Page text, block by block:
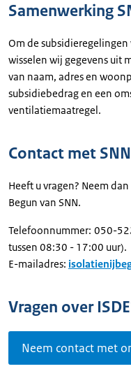
Samenwerking
Om de subsidieregelingen
wisselen wij gegevens uit
van naam, adres en
subsidiebedrag en een
ventilatiemaatregel.
Contact met SNN
Heeft u vragen? Neem
Begun van SNN.
Telefoonnummer: 050-
tussen 08:30 - 17:00 uur).
E-mailadres:
Vragen over
Neem contact met